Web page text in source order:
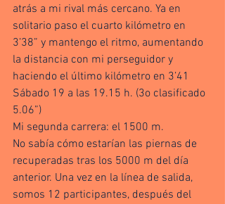
atrás a mi rival más cercano. Ya en
solitario paso el cuarto kilómetro en
3’38” y mantengo el ritmo, aumentando
la distancia con mi perseguidor y
haciendo el último kilómetro en 3’41
Sábado 19 a las 19.15 h. (3o clasificado
5.06”)
Mi segunda carrera: el 1500 m.
No sabía cómo estarían las piernas de
recuperadas tras los 5000 m del día
anterior. Una vez en la línea de salida,
somos 12 participantes, después del